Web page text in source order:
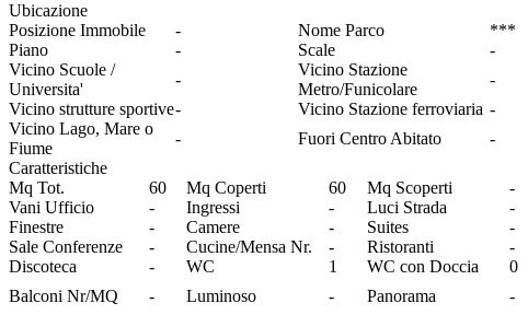
Ubicazione
Posizione Immobile
- Nome Parco ***
Piano
- Scale -
Vicino Scuole /
Universita'
-
Vicino Stazione
Metro/Funicolare
-
Vicino strutture sportive- Vicino Stazione ferroviaria -
Vicino Lago, Mare o
Fiume
- Fuori Centro Abitato
-
Caratteristiche
Mq Tot.
60 Mq Coperti 60 Mq Scoperti -
Vani Ufficio
- Ingressi - Luci Strada -
Finestre
- Camere - Suites -
Sale Conferenze
- Cucine/Mensa Nr. - Ristoranti -
Discoteca
- WC 1 WC con Doccia 0
Balconi Nr/MQ
- Luminoso - Panorama -